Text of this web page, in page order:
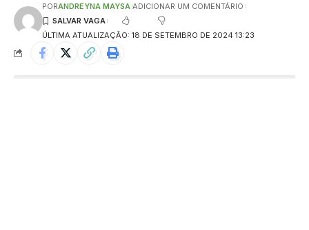
ÚLTIMA ATUALIZAÇÃO: 18 DE SETEMBRO DE 2024 13:23
PORANDREYNA MAYSA ADICIONAR UM COMENTÁRIO